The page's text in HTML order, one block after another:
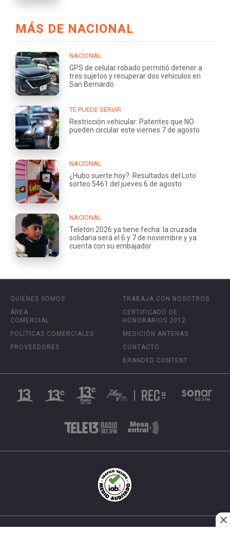
MÁS DE NACIONAL
NACIONAL
GPS de celular robado permitió detener a
tres sujetos y recuperar dos vehículos en
San Bernardo
TE PUEDE SERVIR
Restricción vehicular: Patentes que NO
pueden circular este viernes 7 de agosto
NACIONAL
¿Hubo suerte hoy?: Resultados del Loto
sorteo 5461 del jueves 6 de agosto
NACIONAL
Teletón 2026 ya tiene fecha: la cruzada
solidaria será el 6 y 7 de noviembre y ya
cuenta con su embajador
QUIÉNES SOMOS
ÁREA
COMERCIAL
POLÍTICAS COMERCIALES
PROVEEDORES
TRABAJA CON NOSOTROS
CERTIFICADO DE
HONORARIOS 2012
MEDICIÓN ANTENAS
CONTACTO
BRANDED CONTENT